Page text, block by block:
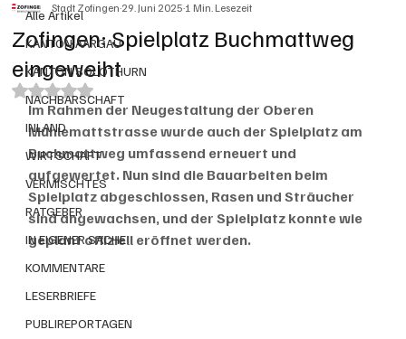
Alle Artikel
KANTON AARGAU
KANTON SOLOTHURN
NACHBARSCHAFT
INLAND
WIRTSCHAFT
VERMISCHTES
RATGEBER
IN EIGENER SACHE
KOMMENTARE
LESERBRIEFE
PUBLIREPORTAGEN
Zofingen: Spielplatz Buchmattweg
eingeweiht
Stadt Zofingen29. Juni 20251 Min. Lesezeit
Mit NaN von 5 Sternen bewertet.
Im Rahmen der Neugestaltung der Oberen
Mühlemattstrasse wurde auch der Spielplatz am
Buchmattweg umfassend erneuert und
aufgewertet. Nun sind die Bauarbeiten beim
Spielplatz abgeschlossen, Rasen und Sträucher
sind angewachsen, und der Spielplatz konnte wie
geplant offiziell eröffnet werden.